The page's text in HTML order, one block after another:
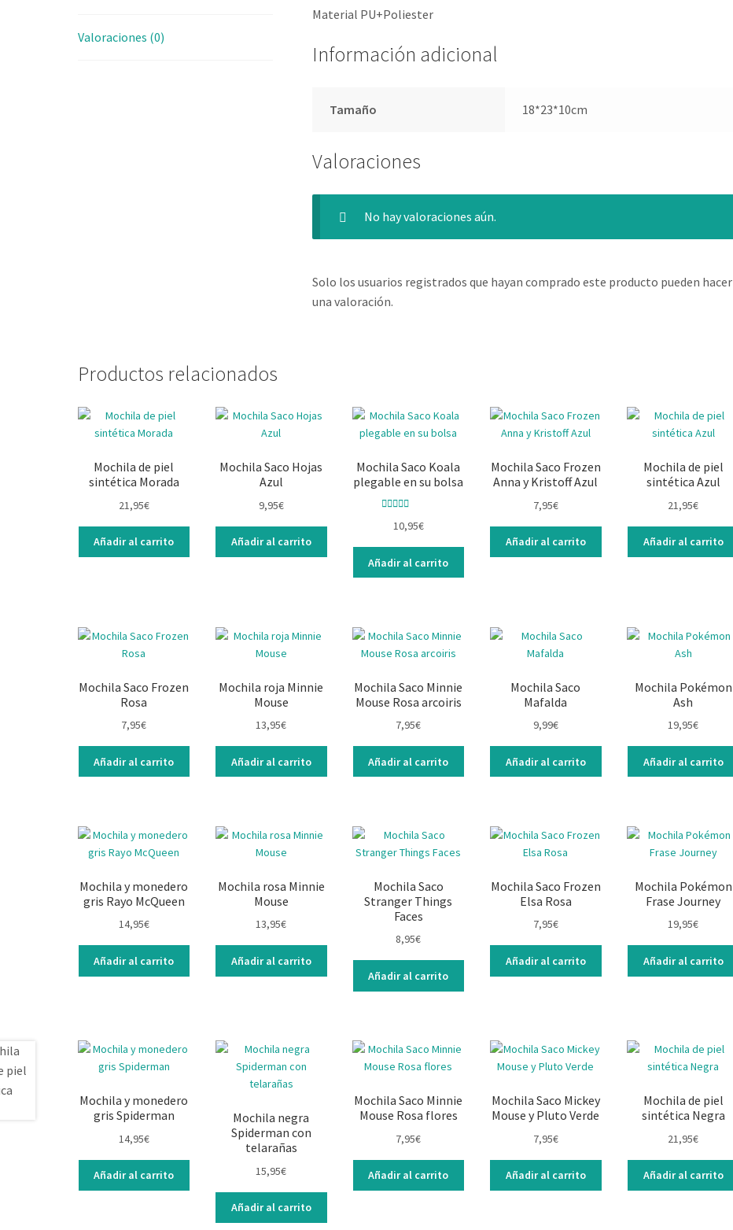
Valoraciones (0)
Material PU+Poliester
Información adicional
Tamaño 18*23*10cm
Valoraciones
No hay valoraciones aún.
Solo los usuarios registrados que hayan comprado este producto pueden hacer
una valoración.
Productos relacionados
Mochila de piel
sintética Morada
21,95€
Añadir al carrito
Mochila Saco Hojas
Azul
9,95€
Añadir al carrito
Mochila Saco Koala
plegable en su bolsa
5.00de 5
10,95€
Añadir al carrito
Mochila Saco Frozen
Anna y Kristoff Azul
7,95€
Añadir al carrito
Mochila de piel
sintética Azul
21,95€
Añadir al carrito
Mochila Saco Frozen
Rosa
7,95€
Añadir al carrito
Mochila roja Minnie
Mouse
13,95€
Añadir al carrito
Mochila Saco Minnie
Mouse Rosa arcoiris
7,95€
Añadir al carrito
Mochila Saco
Mafalda
9,99€
Añadir al carrito
Mochila Pokémon
Ash
19,95€
Añadir al carrito
Mochila y monedero
gris Rayo McQueen
14,95€
Añadir al carrito
Mochila rosa Minnie
Mouse
13,95€
Añadir al carrito
Mochila Saco
Stranger Things
Faces
8,95€
Añadir al carrito
Mochila Saco Frozen
Elsa Rosa
7,95€
Añadir al carrito
Mochila Pokémon
Frase Journey
19,95€
Añadir al carrito
Mochila y monedero
gris Spiderman
14,95€
Añadir al carrito
Mochila negra
Spiderman con
telarañas
15,95€
Añadir al carrito
Mochila Saco Minnie
Mouse Rosa flores
7,95€
Añadir al carrito
Mochila Saco Mickey
Mouse y Pluto Verde
7,95€
Añadir al carrito
Mochila de piel
sintética Negra
21,95€
Añadir al carrito